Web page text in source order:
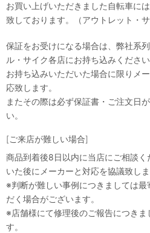
お買い上げいただきました自転車に
致しております。（アウトレット・サ
保証をお受けになる場合は、弊社系
ル・サイク各店にお持ち込みください
お持ち込みいただいた場合に限りメ
応致します。
またその際は必ず保証書・ご注文日
い。
[ご来店が難しい場合]
商品到着後8日以内に当店にご相談
いた後にメーカーと対応を協議致しま
※判断が難しい事例につきましては
だく場合がございます。
※店舗様にて修理後のご報告につきま
す。